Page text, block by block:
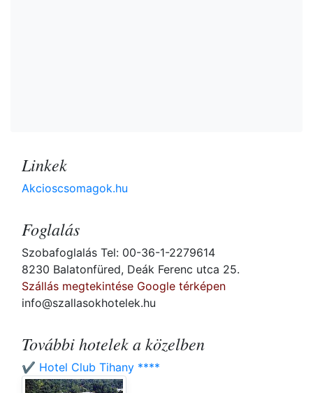
Linkek
Akcioscsomagok.hu
Foglalás
Szobafoglalás Tel: 00-36-1-2279614
8230 Balatonfüred, Deák Ferenc utca 25.
Szállás megtekintése Google térképen
info@szallasokhotelek.hu
További hotelek a közelben
✔️ Hotel Club Tihany ****